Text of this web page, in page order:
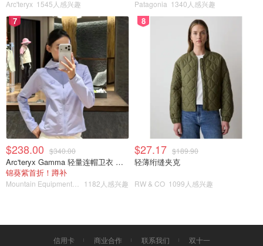
信用分数
在多数省份（不包括安省），信用分数也会影响车险保费。
了解加拿大信用分数可参考
《加拿大信用分数怎么算？怎么
查？一帖看懂信用体系的门道》
保额与免赔额（即deductible，又称自付额、垫底费）
免赔额就是自付额度，提高免赔额可降低保费。保额则是保
险公司赔付的最高额度，保额越高，保费越高。
各种优惠
不同保险公司的优惠政策不同，常见的有以下几种↓
某些加拿大院校的毕业生可享优惠；
Arc'teryx 1545人感兴趣 Patagonia 1340人感兴趣
7
$238.00 $340.00
Arc'teryx Gamma 轻量连帽卫衣 女款
锦葵紫首折！蹲补
1182人感兴趣
8
$27.17 $189.90
轻薄绗缝夹克
RW & CO 1099人感兴趣
信用卡 商业合作 联系我们
双十一